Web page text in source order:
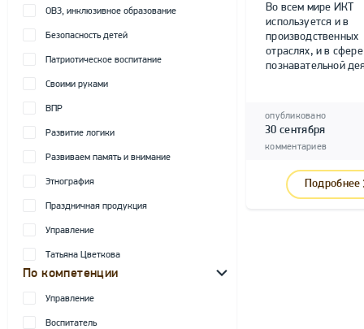
ОВЗ, инклюзивное образование
Безопасность детей
Патриотическое воспитание
Своими руками
ВПР
Развитие логики
Развиваем память и внимание
Этнография
Праздничная продукция
Управление
Татьяна Цветкова
По компетенции
Управление
Воспитатель
Во всем мире ИКТ
используется и в
производственных
отраслях, и в сфере
познавательной
опубликовано
30 сентября
комментариев
Подробнее